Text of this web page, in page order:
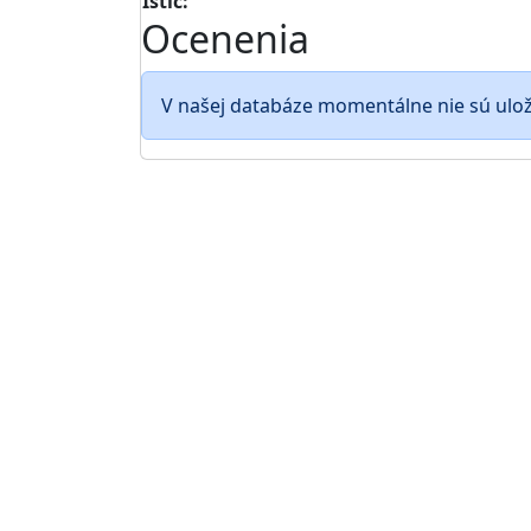
Ocenenia
V našej databáze momentálne nie sú